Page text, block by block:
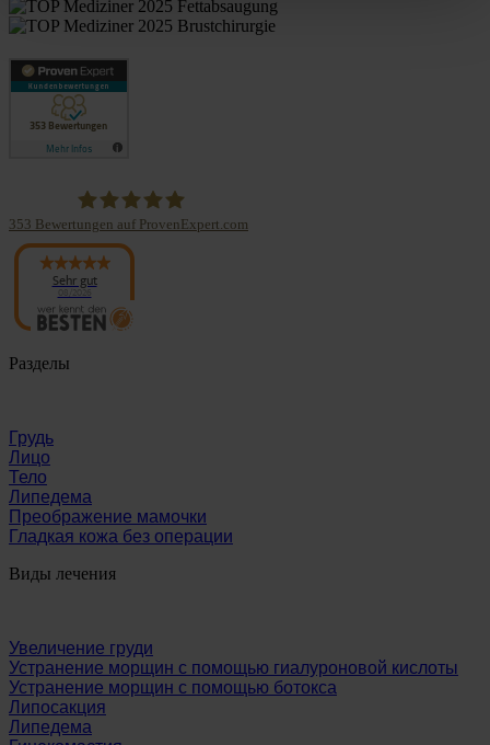
Panaesthetics
353 Bewertungen auf ProvenExpert.com
Sehr gut
08/2026
Разделы
Грудь
Лицо
Тело
Липедема
Преображение мамочки
Гладкая кожа без операции
Виды лечения
Увеличение груди
Устранение морщин с помощью гиалуроновой кислоты
Устранение морщин с помощью ботокса
Липосакция
Липедема